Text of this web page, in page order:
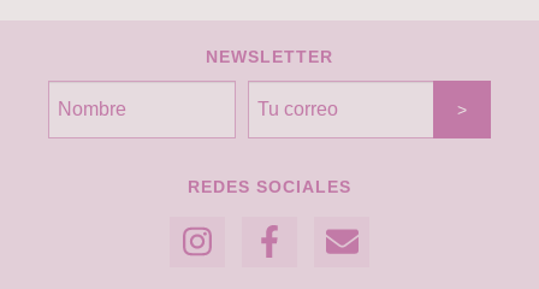
NEWSLETTER
REDES SOCIALES